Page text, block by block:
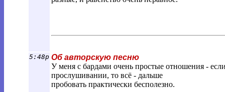
5:48p Об авторскую песню
У меня с бардами очень простые отношения -
прослушивании, то всё - дальше
пробовать практически бесполезно.